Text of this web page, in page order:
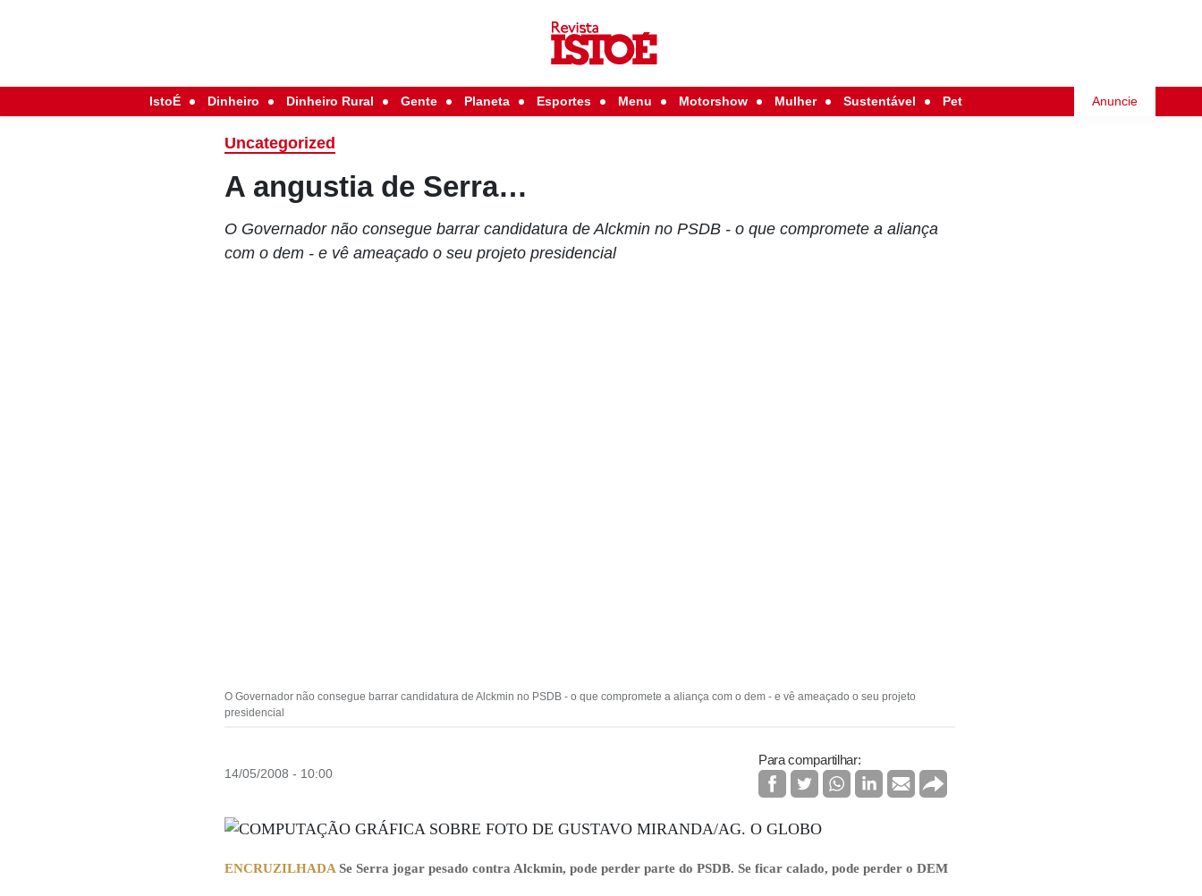
IstoÉ Dinheiro Dinheiro Rural Gente Planeta Esportes Menu Motorshow Mulher Sustentável Pet Anuncie
Uncategorized
A angustia de Serra…
O Governador não consegue barrar candidatura de Alckmin no PSDB - o que compromete a aliança
com o dem - e vê ameaçado o seu projeto presidencial
O Governador não consegue barrar candidatura de Alckmin no PSDB - o que compromete a aliança com o dem - e vê ameaçado o seu projeto
presidencial
14/05/2008 - 10:00
Para compartilhar:
ENCRUZILHADA Se Serra jogar pesado contra Alckmin, pode perder parte do PSDB. Se ficar calado, pode perder o DEM